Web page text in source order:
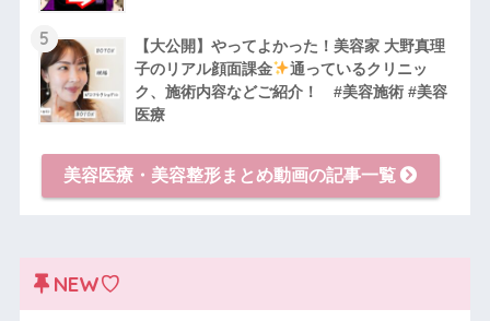
5
【大公開】やってよかった！美容家 大野真理
子のリアル顔面課金
通っているクリニッ
ク、施術内容などご紹介！ #美容施術 #美容
医療
美容医療・美容整形まとめ動画の記事一覧
NEW♡